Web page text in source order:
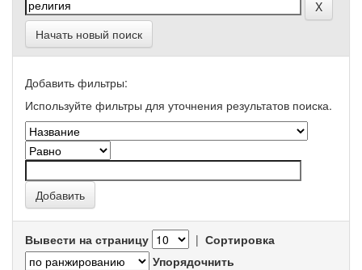
Начать новый поиск
Добавить фильтры:
Используйте фильтры для уточнения результатов поиска.
Вывести на страницу | Сортировка
Упорядочнить